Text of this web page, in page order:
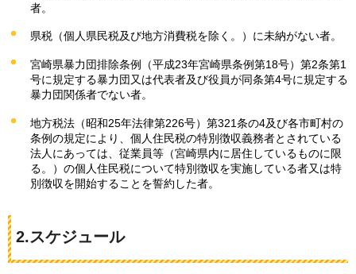
者。
県税（個人県民税及び地方消費税を除く。）に未納がない者。
宮崎県暴力団排除条例（平成23年宮崎県条例第18号）第2条第1
号に規定する暴力団又は代表者及び役員が同条第4号に規定する
暴力団関係者でない者。
地方税法（昭和25年法律第226号）第321条の4及び各市町村の
条例の規定により、個人住民税の特別徴収義務者とされている
法人にあっては、従業員等（宮崎県内に居住しているものに限
る。）の個人住民税について特別徴収を実施している者又は特
別徴収を開始することを誓約した者。
2.スケジュール